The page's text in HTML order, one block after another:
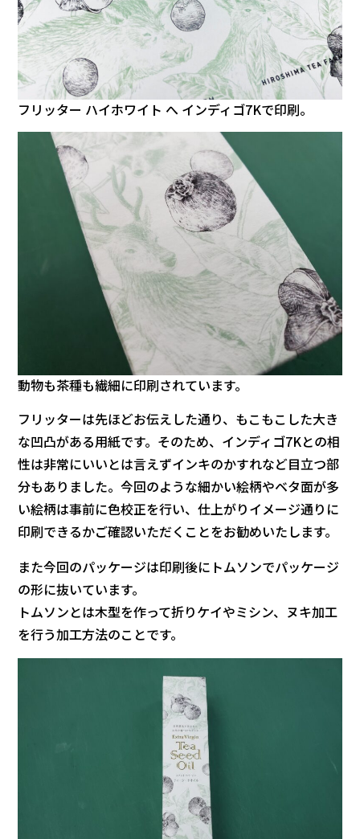
フリッター ハイホワイト へ インディゴ7Kで印刷。
動物も茶種も繊細に印刷されています。
フリッターは先ほどお伝えした通り、もこもこした大き
な凹凸がある用紙です。そのため、インディゴ7Kとの相
性は非常にいいとは言えずインキのかすれなど目立つ部
分もありました。今回のような細かい絵柄やベタ面が多
い絵柄は事前に色校正を行い、仕上がりイメージ通りに
印刷できるかご確認いただくことをお勧めいたします。
また今回のパッケージは印刷後にトムソンでパッケージ
の形に抜いています。
トムソンとは木型を作って折りケイやミシン、ヌキ加工
を行う加工方法のことです。